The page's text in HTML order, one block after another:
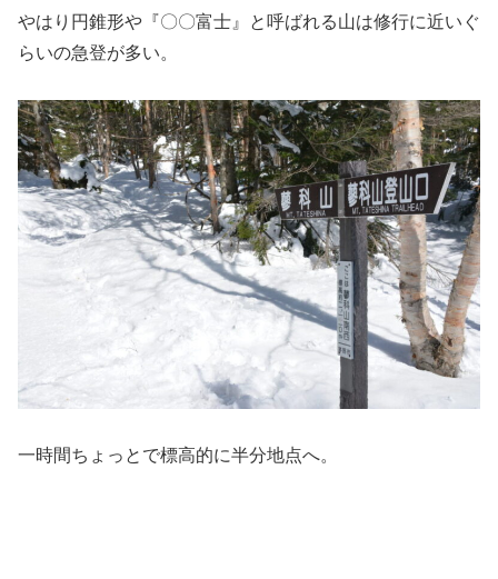
やはり円錐形や『〇〇富士』と呼ばれる山は修行に近いぐ
らいの急登が多い。
一時間ちょっとで標高的に半分地点へ。